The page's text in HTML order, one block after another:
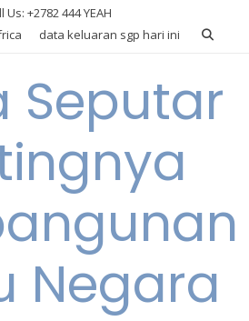
Us: +2782 444 YEAH
data keluaran sgp hari ini
Seputar
Negara